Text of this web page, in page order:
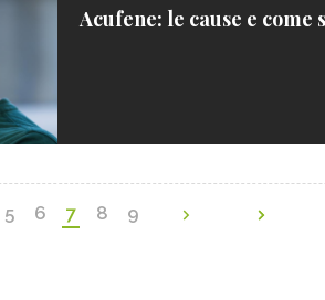
Acufene: le cause e come
5 6 7 8 9